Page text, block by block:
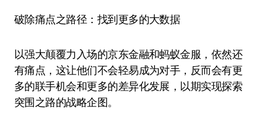
破除痛点之路径：找到更多的大数据
以强大颠覆力入场的京东金融和蚂蚁金服，依然还
有痛点，这让他们不会轻易成为对手，反而会有更
多的联手机会和更多的差异化发展，以期实现探索
突围之路的战略企图。